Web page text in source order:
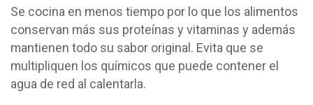
Se cocina en menos tiempo por lo que los alimentos
conservan más sus proteínas y vitaminas y además
mantienen todo su sabor original. Evita que se
multipliquen los químicos que puede contener el
agua de red al calentarla.